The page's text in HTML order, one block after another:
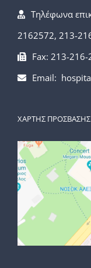
Τηλέφωνα
2162572, 213-
Fax: 213-216-
Email:
ΧΑΡΤΗΣ ΠΡΟΣΒΑΣΗΣ